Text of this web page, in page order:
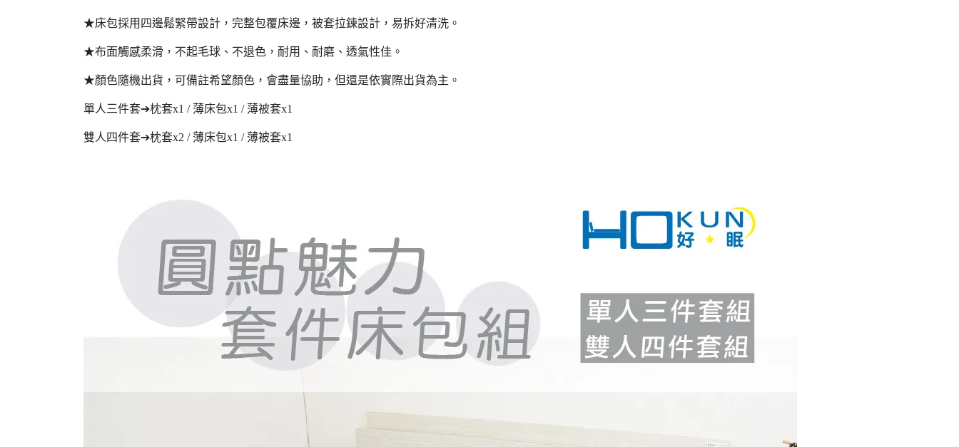
★床包採用四邊鬆緊帶設計，完整包覆床邊，被套拉鍊設計，易拆好清洗。
★布面觸感柔滑，不起毛球、不退色，耐用、耐磨、透氣性佳。
★顏色隨機出貨，可備註希望顏色，會盡量協助，但還是依實際出貨為主。
單人三件套➔枕套x1 / 薄床包x1 / 薄被套x1
雙人四件套➔枕套x2 / 薄床包x1 / 薄被套x1